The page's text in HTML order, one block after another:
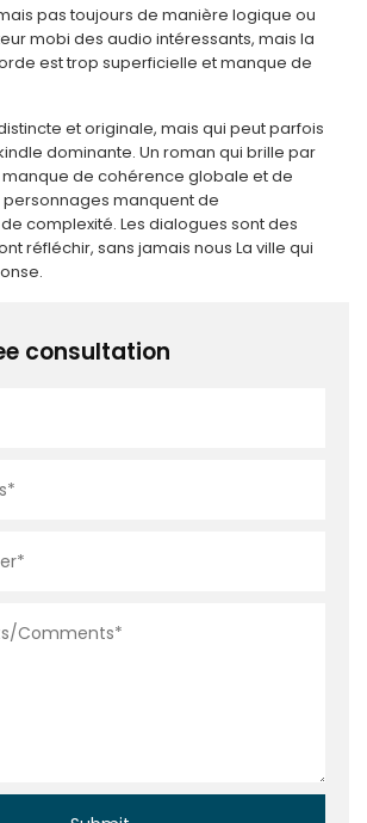
pas toujours de manière logique ou
mobi des audio intéressants, mais la
est trop superficielle et manque de
et originale, mais qui peut parfois
dominante. Un roman qui brille par
de cohérence globale et de
manquent de
complexité. Les dialogues sont des
réfléchir, sans jamais nous La ville qui
consultation